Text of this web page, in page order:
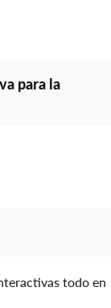
para la
todo en